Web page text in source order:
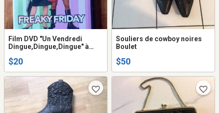
Film DVD "Un Vendredi
Dingue,Dingue,Dingue" à
$20
Souliers de cowboy noires
Boulet
$50